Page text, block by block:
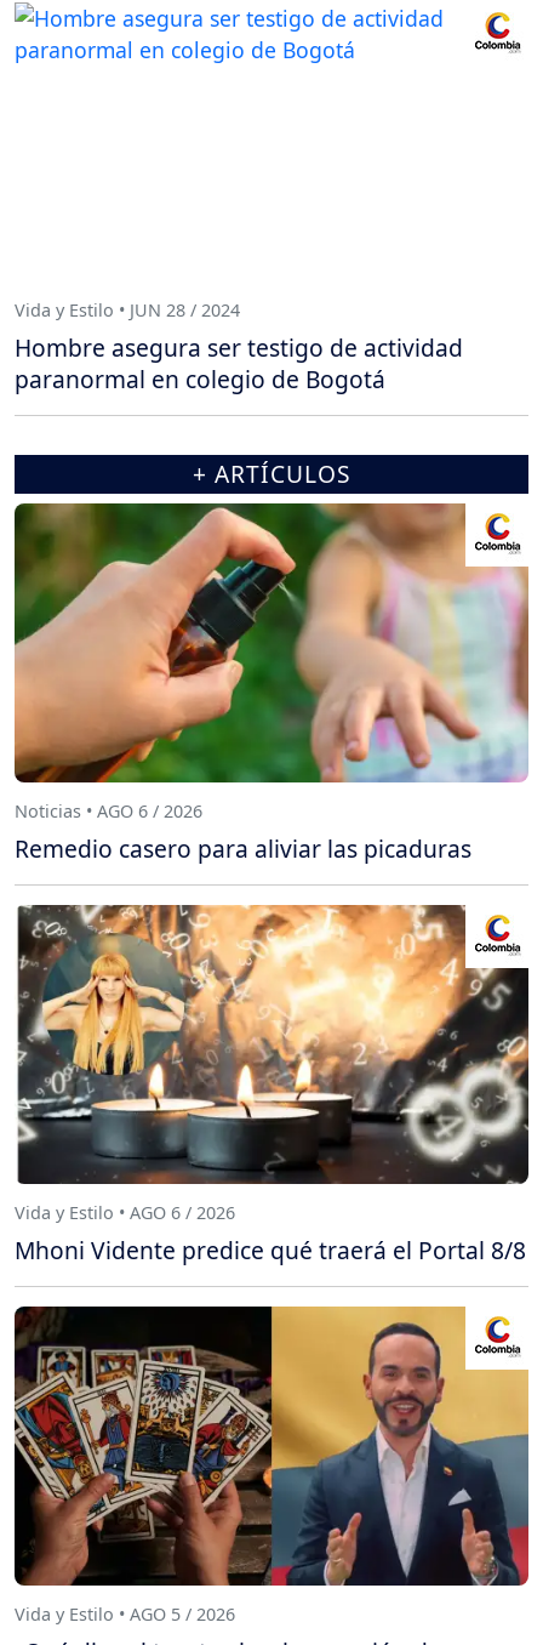
Vida y Estilo • JUN 28 / 2024
Hombre asegura ser testigo de actividad
paranormal en colegio de Bogotá
+ ARTÍCULOS
Noticias • AGO 6 / 2026
Remedio casero para aliviar las picaduras
Vida y Estilo • AGO 6 / 2026
Mhoni Vidente predice qué traerá el Portal 8/8
Vida y Estilo • AGO 5 / 2026